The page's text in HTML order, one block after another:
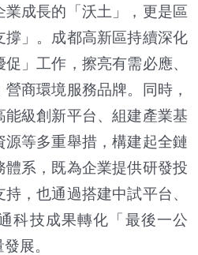
成長的「沃土」，更是區
」。成都高新區持續深化
促」工作，擦亮有需必應、
商環境服務品牌。同時，
能級創新平台、組建產業基
等多重舉措，構建起全鏈
系，既為企業提供研發投
，也通過搭建中試平台、
科技成果轉化「最後一公
展。